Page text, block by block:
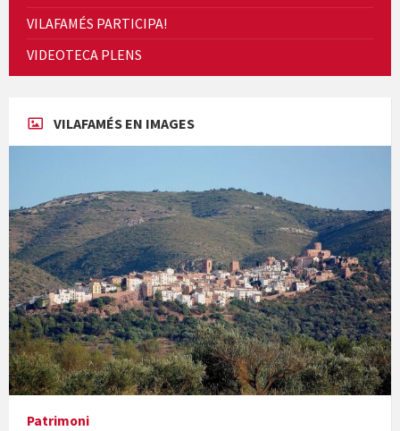
Cicle de Cine i Dones rurals
Concerts al Museu
Presentació del llibre &quot;La mare&quot;, d'Emma Zafon
VILAFAMÉS PARTICIPA!
VIDEOTECA PLENS
VILAFAMÉS EN IMAGES
Patrimoni